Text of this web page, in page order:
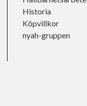
Historia
Köpvillkor
nyah-gruppen